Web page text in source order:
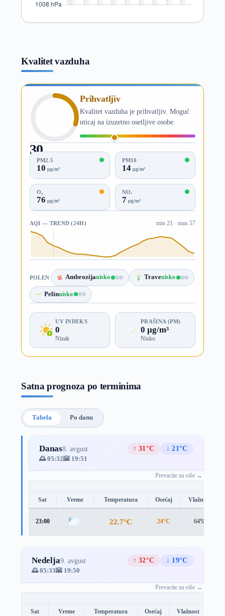
Kvalitet vazduha
30
AQI
Prihvatljiv
Kvalitet vazduha je prihvatljiv. Moguć
uticaj na izuzetno osetljive osobe.
PM2.5
10 µg/m³
PM10
14µg/m³
O₃
76 µg/m³
NO₂
7 µg/m³
AQI — TREND (24H) min 21 · max 57
POLEN Ambrozijanisko Travenisko
Pelinnisko
UV INDEKS
0
Nizak
PRAŠINA (PM)
0 µg/m³
Nisko
Satna prognoza po terminima
Tabela Po danu
Danas8. avgust ↑ 31°C
↓ 21°C
🌅 05:32🌇 19:51
Prevucite za više →
Sat Vreme Temperatura Osećaj Vlažnost
23:00 22.7°C 24°C 64%
Nedelja9. avgust ↑ 32°C
↓ 19°C
🌅 05:33🌇 19:50
Prevucite za više →
Sat Vreme Temperatura Osećaj Vlažnost